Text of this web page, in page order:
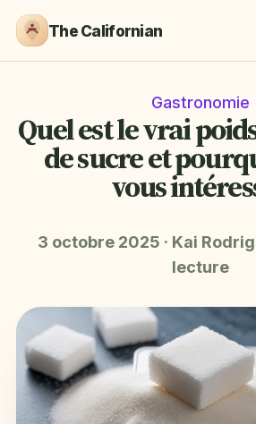
The Californian
Gastronomie
Quel est le vrai
de sucre et
vous
3 octobre 2025 · Kai
lecture